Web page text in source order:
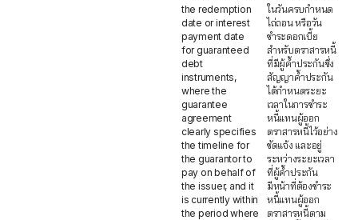
the redemption
date or interest
payment date
for guaranteed
debt
instruments,
where the
guarantee
agreement
clearly specifies
the timeline for
the guarantor to
pay on behalf of
the issuer, and it
is currently within
the period where
ในวันครบกำหนด
ไถ่ถอน หรือวัน
ชำระดอกเบี้ย
สำหรับตราสารหนี้
ที่มีผู้ค้ำประกันซึ่ง
สัญญาค้ำประกัน
ได้กำหนดระยะ
เวลาในการชำระ
หนี้แทนผู้ออก
ตราสารหนี้ไว้อย่าง
ชัดแจ้ง และอยู่
ระหว่างระยะเวลา
ที่ผู้ค้ำประกัน
มีหน้าที่ต้องชำระ
หนี้แทนผู้ออก
ตราสารหนี้ตาม